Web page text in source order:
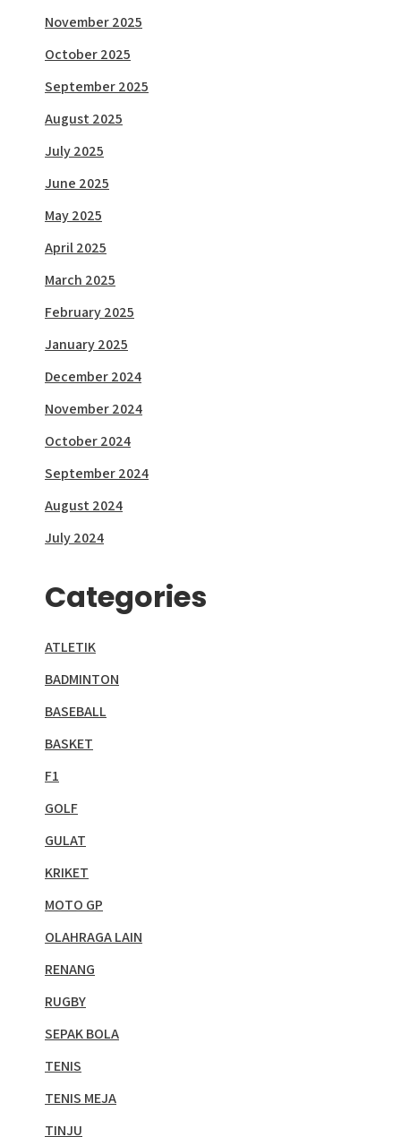
November 2025
October 2025
September 2025
August 2025
July 2025
June 2025
May 2025
April 2025
March 2025
February 2025
January 2025
December 2024
November 2024
October 2024
September 2024
August 2024
July 2024
Categories
ATLETIK
BADMINTON
BASEBALL
BASKET
F1
GOLF
GULAT
KRIKET
MOTO GP
OLAHRAGA LAIN
RENANG
RUGBY
SEPAK BOLA
TENIS
TENIS MEJA
TINJU